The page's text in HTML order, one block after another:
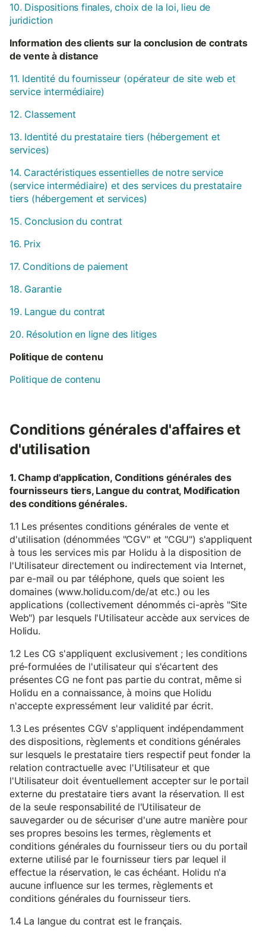
10. Dispositions finales, choix de la loi, lieu de
juridiction
Information des clients sur la conclusion de contrats
de vente à distance
11. Identité du fournisseur (opérateur de site web et
service intermédiaire)
12. Classement
13. Identité du prestataire tiers (hébergement et
services)
14. Caractéristiques essentielles de notre service
(service intermédiaire) et des services du prestataire
tiers (hébergement et services)
15. Conclusion du contrat
16. Prix
17. Conditions de paiement
18. Garantie
19. Langue du contrat
20. Résolution en ligne des litiges
Politique de contenu
Politique de contenu
Conditions générales d'affaires et
d'utilisation
1. Champ d'application, Conditions générales des
fournisseurs tiers, Langue du contrat, Modification
des conditions générales.
1.1 Les présentes conditions générales de vente et
d'utilisation (dénommées "CGV" et "CGU") s'appliquent
à tous les services mis par Holidu à la disposition de
l'Utilisateur directement ou indirectement via Internet,
par e-mail ou par téléphone, quels que soient les
domaines (www.holidu.com/de/at etc.) ou les
applications (collectivement dénommés ci-après "Site
Web") par lesquels l'Utilisateur accède aux services de
Holidu.
1.2 Les CG s'appliquent exclusivement ; les conditions
pré-formulées de l'utilisateur qui s'écartent des
présentes CG ne font pas partie du contrat, même si
Holidu en a connaissance, à moins que Holidu
n'accepte expressément leur validité par écrit.
1.3 Les présentes CGV s'appliquent indépendamment
des dispositions, règlements et conditions générales
sur lesquels le prestataire tiers respectif peut fonder la
relation contractuelle avec l'Utilisateur et que
l'Utilisateur doit éventuellement accepter sur le portail
externe du prestataire tiers avant la réservation. Il est
de la seule responsabilité de l'Utilisateur de
sauvegarder ou de sécuriser d'une autre manière pour
ses propres besoins les termes, règlements et
conditions générales du fournisseur tiers ou du portail
externe utilisé par le fournisseur tiers par lequel il
effectue la réservation, le cas échéant. Holidu n'a
aucune influence sur les termes, règlements et
conditions générales du fournisseur tiers.
1.4 La langue du contrat est le français.